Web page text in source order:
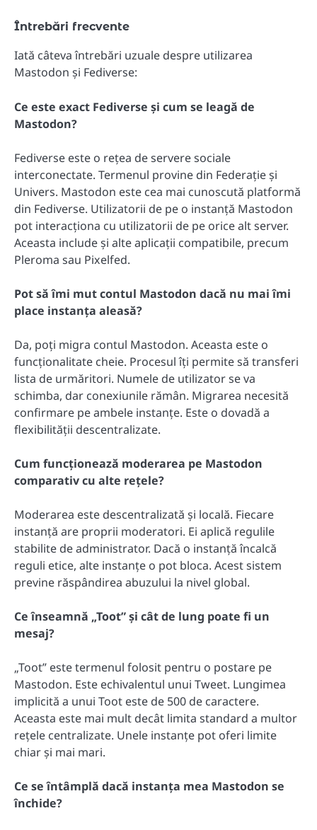
Întrebări frecvente
Iată câteva întrebări uzuale despre utilizarea
Mastodon și Fediverse:
Ce este exact Fediverse și cum se leagă de
Mastodon?
Fediverse este o rețea de servere sociale
interconectate. Termenul provine din Federație și
Univers. Mastodon este cea mai cunoscută platformă
din Fediverse. Utilizatorii de pe o instanță Mastodon
pot interacționa cu utilizatorii de pe orice alt server.
Aceasta include și alte aplicații compatibile, precum
Pleroma sau Pixelfed.
Pot să îmi mut contul Mastodon dacă nu mai îmi
place instanța aleasă?
Da, poți migra contul Mastodon. Aceasta este o
funcționalitate cheie. Procesul îți permite să transferi
lista de urmăritori. Numele de utilizator se va
schimba, dar conexiunile rămân. Migrarea necesită
confirmare pe ambele instanțe. Este o dovadă a
flexibilității descentralizate.
Cum funcționează moderarea pe Mastodon
comparativ cu alte rețele?
Moderarea este descentralizată și locală. Fiecare
instanță are proprii moderatori. Ei aplică regulile
stabilite de administrator. Dacă o instanță încalcă
reguli etice, alte instanțe o pot bloca. Acest sistem
previne răspândirea abuzului la nivel global.
Ce înseamnă „Toot” și cât de lung poate fi un
mesaj?
„Toot” este termenul folosit pentru o postare pe
Mastodon. Este echivalentul unui Tweet. Lungimea
implicită a unui Toot este de 500 de caractere.
Aceasta este mai mult decât limita standard a multor
rețele centralizate. Unele instanțe pot oferi limite
chiar și mai mari.
Ce se întâmplă dacă instanța mea Mastodon se
închide?